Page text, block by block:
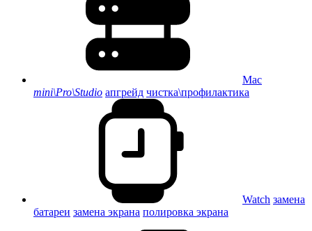
Mac
mini\Pro\Studio апгрейд чистка\профилактика
Watch замена
батареи замена экрана полировка экрана